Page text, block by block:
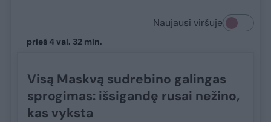
Naujausi viršuje
prieš 4 val. 32 min.
Visą Maskvą sudrebino galingas
sprogimas: išsigandę rusai nežino,
kas vyksta